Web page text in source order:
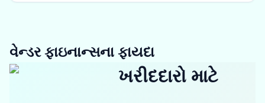
વેન્ડર ફાઇનાન્સના ફાયદા
ખરીદદારો માટે